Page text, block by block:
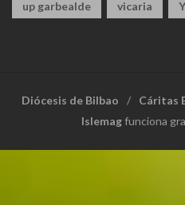
up garbealde vicaria
Diócesis de Bilbao Cáritas
Islemagfunciona